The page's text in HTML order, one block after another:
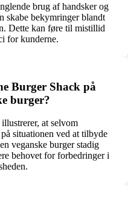
brug af handsker og
skabe bekymringer blandt
Dette kan føre til mistillid
for kunderne.
Burger Shack på
burger?
at selvom
situationen ved at tilbyde
veganske burger stadig
behovet for forbedringer i